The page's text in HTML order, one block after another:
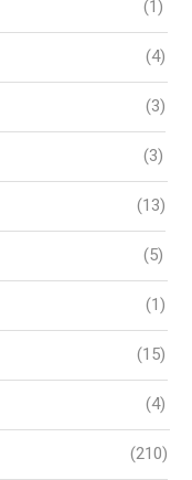
(1)
(4)
(3)
(3)
(13)
(5)
(1)
(15)
(4)
(210)